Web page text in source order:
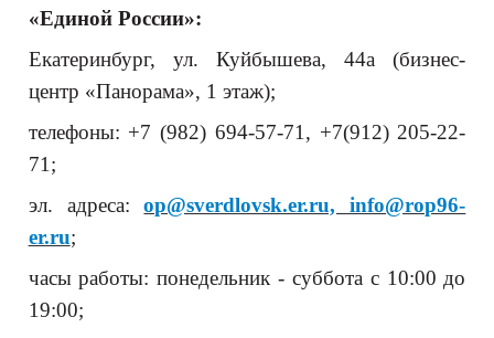
«Единой России»:
Екатеринбург, ул. Куйбышева, 44а (бизнес-
центр «Панорама», 1 этаж);
телефоны: +7 (982) 694-57-71, +7(912) 205-22-
71;
эл. адреса:op@sverdlovsk.er.ru, info@rop96-
er.ru;
часы работы: понедельник - суббота с 10:00 до
19:00;